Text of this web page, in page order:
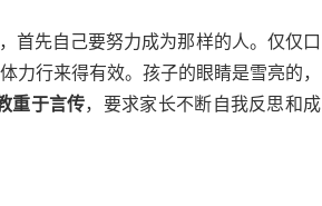
首先自己要努力成为那样的人。仅仅口
力行来得有效。孩子的眼睛是雪亮的，
重于言传，要求家长不断自我反思和成